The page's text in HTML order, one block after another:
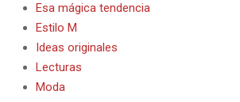
Esa mágica tendencia
Estilo M
Ideas originales
Lecturas
Moda